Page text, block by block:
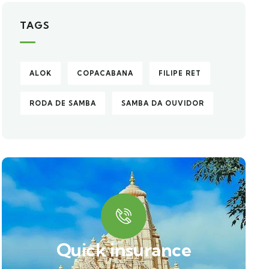
TAGS
ALOK COPACABANA FILIPE RET
RODA DE SAMBA SAMBA DA OUVIDOR
Quick insurance